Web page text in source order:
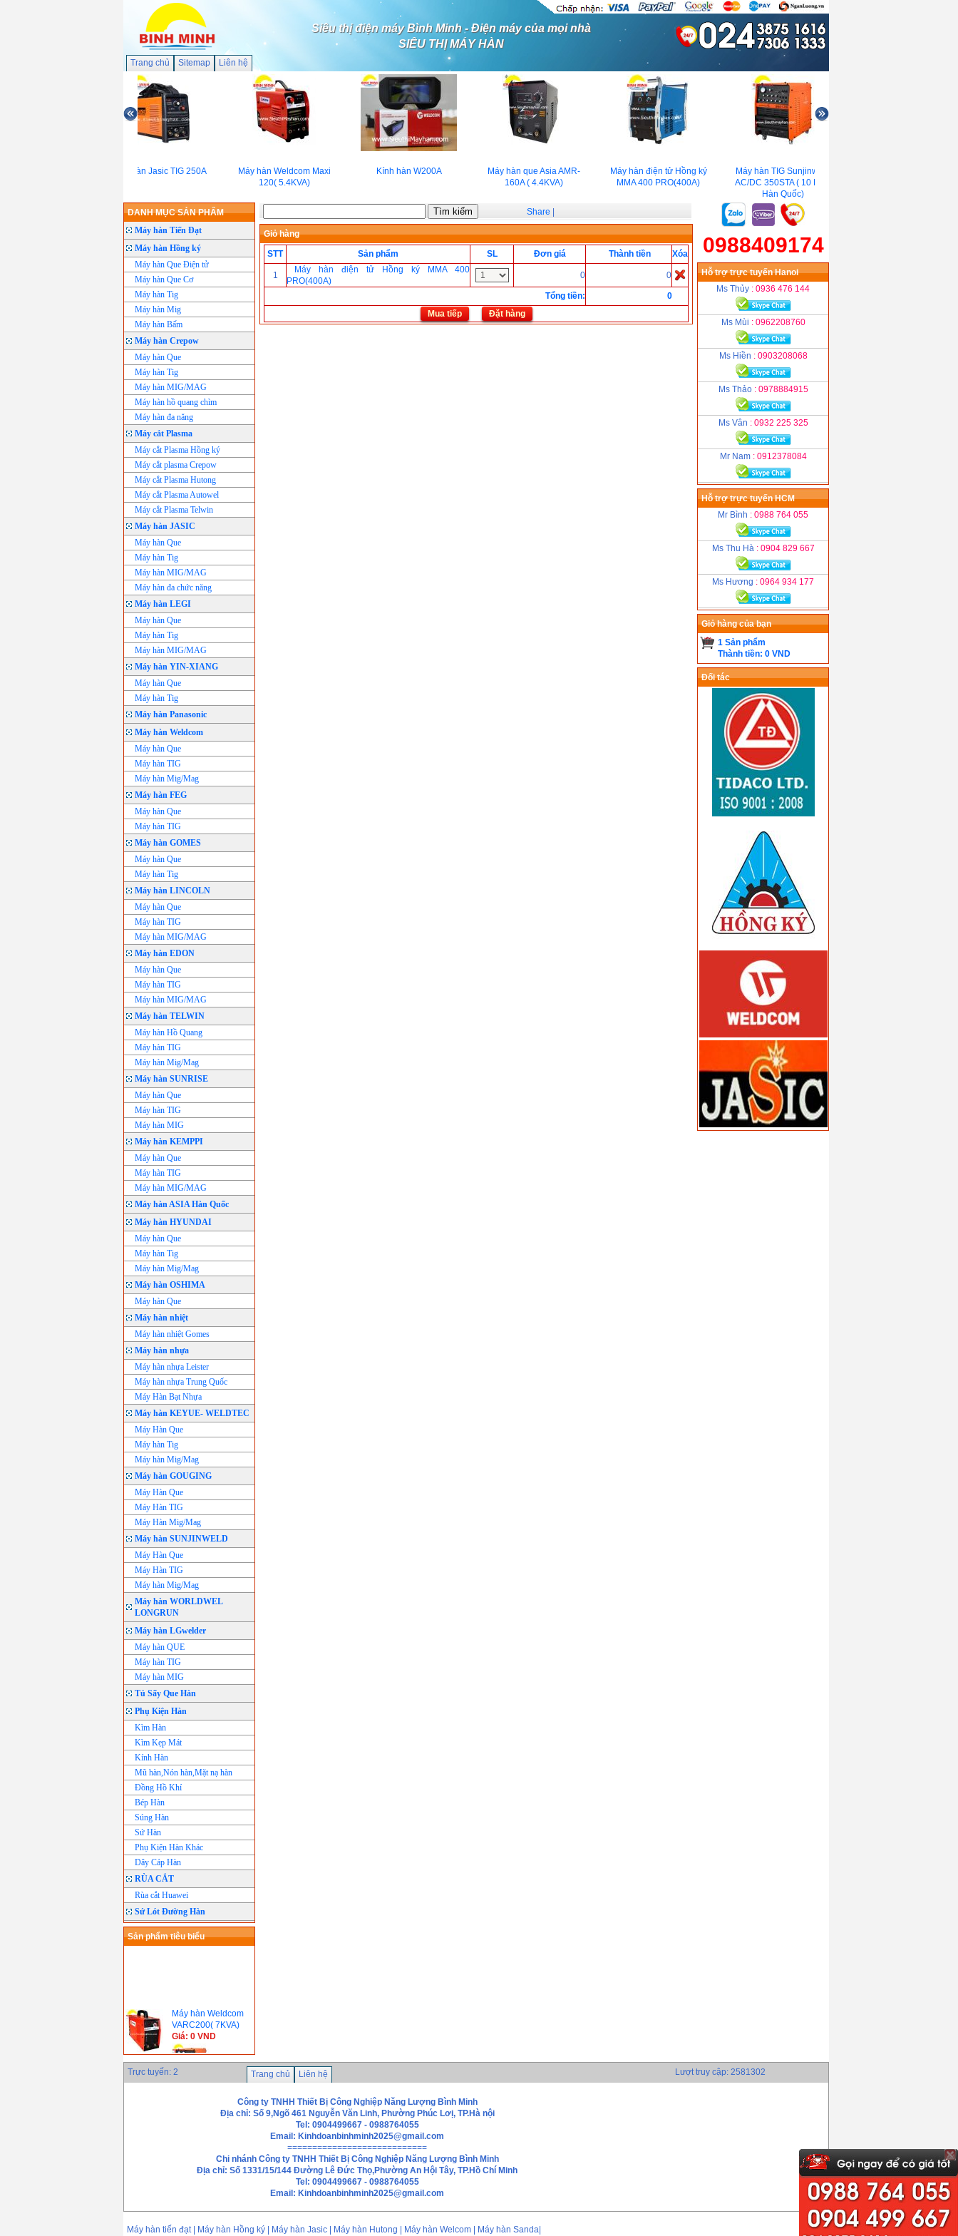
Siêu thị điện máy Bình Minh - Điện máy của mọi nhà
SIÊU THỊ MÁY HÀN
Trang chủ Sitemap Liên hệ
Máy hàn Jasic TIG 250A
Máy hàn Weldcom Maxi
120( 5.4KVA)
Kính hàn W200A
Máy hàn que Asia AMR-
160A ( 4.4KVA)
Máy hàn điện tử Hồng ký
MMA 400 PRO(400A)
Máy hàn TIG Sunjinweld
AC/DC 350STA ( 10 KVA,
Hàn Quốc)
DANH MỤC SẢN PHẨM
Máy hàn Tiến Đạt
Máy hàn Hồng ký
Máy hàn Que Điện tử
Máy hàn Que Cơ
Máy hàn Tig
Máy hàn Mig
Máy hàn Bấm
Máy hàn Crepow
Máy hàn Que
Máy hàn Tig
Máy hàn MIG/MAG
Máy hàn hồ quang chìm
Máy hàn đa năng
Máy cắt Plasma
Máy cắt Plasma Hồng ký
Máy cắt plasma Crepow
Máy cắt Plasma Hutong
Máy cắt Plasma Autowel
Máy cắt Plasma Telwin
Máy hàn JASIC
Máy hàn Que
Máy hàn Tig
Máy hàn MIG/MAG
Máy hàn đa chức năng
Máy hàn LEGI
Máy hàn Que
Máy hàn Tig
Máy hàn MIG/MAG
Máy hàn YIN-XIANG
Máy hàn Que
Máy hàn Tig
Máy hàn Panasonic
Máy hàn Weldcom
Máy hàn Que
Máy hàn TIG
Máy hàn Mig/Mag
Máy hàn FEG
Máy hàn Que
Máy hàn TIG
Máy hàn GOMES
Máy hàn Que
Máy hàn Tig
Máy hàn LINCOLN
Máy hàn Que
Máy hàn TIG
Máy hàn MIG/MAG
Máy hàn EDON
Máy hàn Que
Máy hàn TIG
Máy hàn MIG/MAG
Máy hàn TELWIN
Máy hàn Hồ Quang
Máy hàn TIG
Máy hàn Mig/Mag
Máy hàn SUNRISE
Máy hàn Que
Máy hàn TIG
Máy hàn MIG
Máy hàn KEMPPI
Máy hàn Que
Máy hàn TIG
Máy hàn MIG/MAG
Máy hàn ASIA Hàn Quốc
Máy hàn HYUNDAI
Máy hàn Que
Máy hàn Tig
Máy hàn Mig/Mag
Máy hàn OSHIMA
Máy hàn Que
Máy hàn nhiệt
Máy hàn nhiệt Gomes
Máy hàn nhựa
Máy hàn nhựa Leister
Máy hàn nhựa Trung Quốc
Máy Hàn Bạt Nhựa
Máy hàn KEYUE- WELDTEC
Máy Hàn Que
Máy hàn Tig
Máy hàn Mig/Mag
Máy hàn GOUGING
Máy Hàn Que
Máy Hàn TIG
Máy Hàn Mig/Mag
Máy hàn SUNJINWELD
Máy Hàn Que
Máy Hàn TIG
Máy hàn Mig/Mag
Máy hàn WORLDWEL
LONGRUN
Máy hàn LGwelder
Máy hàn QUE
Máy hàn TIG
Máy hàn MIG
Tủ Sấy Que Hàn
Phụ Kiện Hàn
Kìm Hàn
Kìm Kẹp Mát
Kính Hàn
Mũ hàn,Nón hàn,Mặt nạ hàn
Đồng Hồ Khí
Bép Hàn
Súng Hàn
Sứ Hàn
Phụ Kiện Hàn Khác
Dây Cáp Hàn
RÙA CẮT
Rùa cắt Huawei
Sứ Lót Đường Hàn
Sản phẩm tiêu biểu
Máy hàn Weldcom
VARC200( 7KVA)
Giá: 0 VND
28KVA, Hàn Quốc)
KVA, Hàn Quốc)
Giá: 0 VND
Giá: 2.250.000 VND
Máy hàn S.C.R
Share
Giỏ hàng
STT
Sản phẩm SL Đơn giá Thành tiền Xóa
1
Máy hàn điện tử Hồng ký MMA 400
PRO(400A)
0 0
Tổng tiền:
0
Mua tiếp
Đặt hàng
0988409174
Hỗ trợ trực tuyến Hanoi
Ms Thủy : 0936 476 144
Ms Mùi : 0962208760
Ms Hiền : 0903208068
Ms Thảo : 0978884915
Ms Vân : 0932 225 325
Mr Nam : 0912378084
Hỗ trợ trực tuyến HCM
Mr Bình : 0988 764 055
Ms Thu Hà : 0904 829 667
Ms Hương : 0964 934 177
Giỏ hàng của bạn
1 Sản phẩm
Thành tiền: 0 VND
Đối tác
Trực tuyến: 2 Trang chủ Liên hệ Lượt truy cập: 2581302
Công ty TNHH Thiết Bị Công Nghiệp Năng Lượng Bình Minh
Địa chỉ: Số 9,Ngõ 461 Nguyễn Văn Linh, Phường Phúc Lơị, TP.Hà nội
Tel: 0904499667 - 0988764055
Email: Kinhdoanbinhminh2025@gmail.com
============================
Chi nhánh Công ty TNHH Thiết Bị Công Nghiệp Năng Lượng Bình Minh
Địa chỉ: Số 1331/15/144 Đường Lê Đức Thọ,Phường An Hội Tây, TP.Hồ Chí Minh
Tel: 0904499667 - 0988764055
Email: Kinhdoanbinhminh2025@gmail.com
Máy hàn tiến đạt | Máy hàn Hồng ký | Máy hàn Jasic | Máy hàn Hutong | Máy hàn Welcom | Máy hàn Sanda|